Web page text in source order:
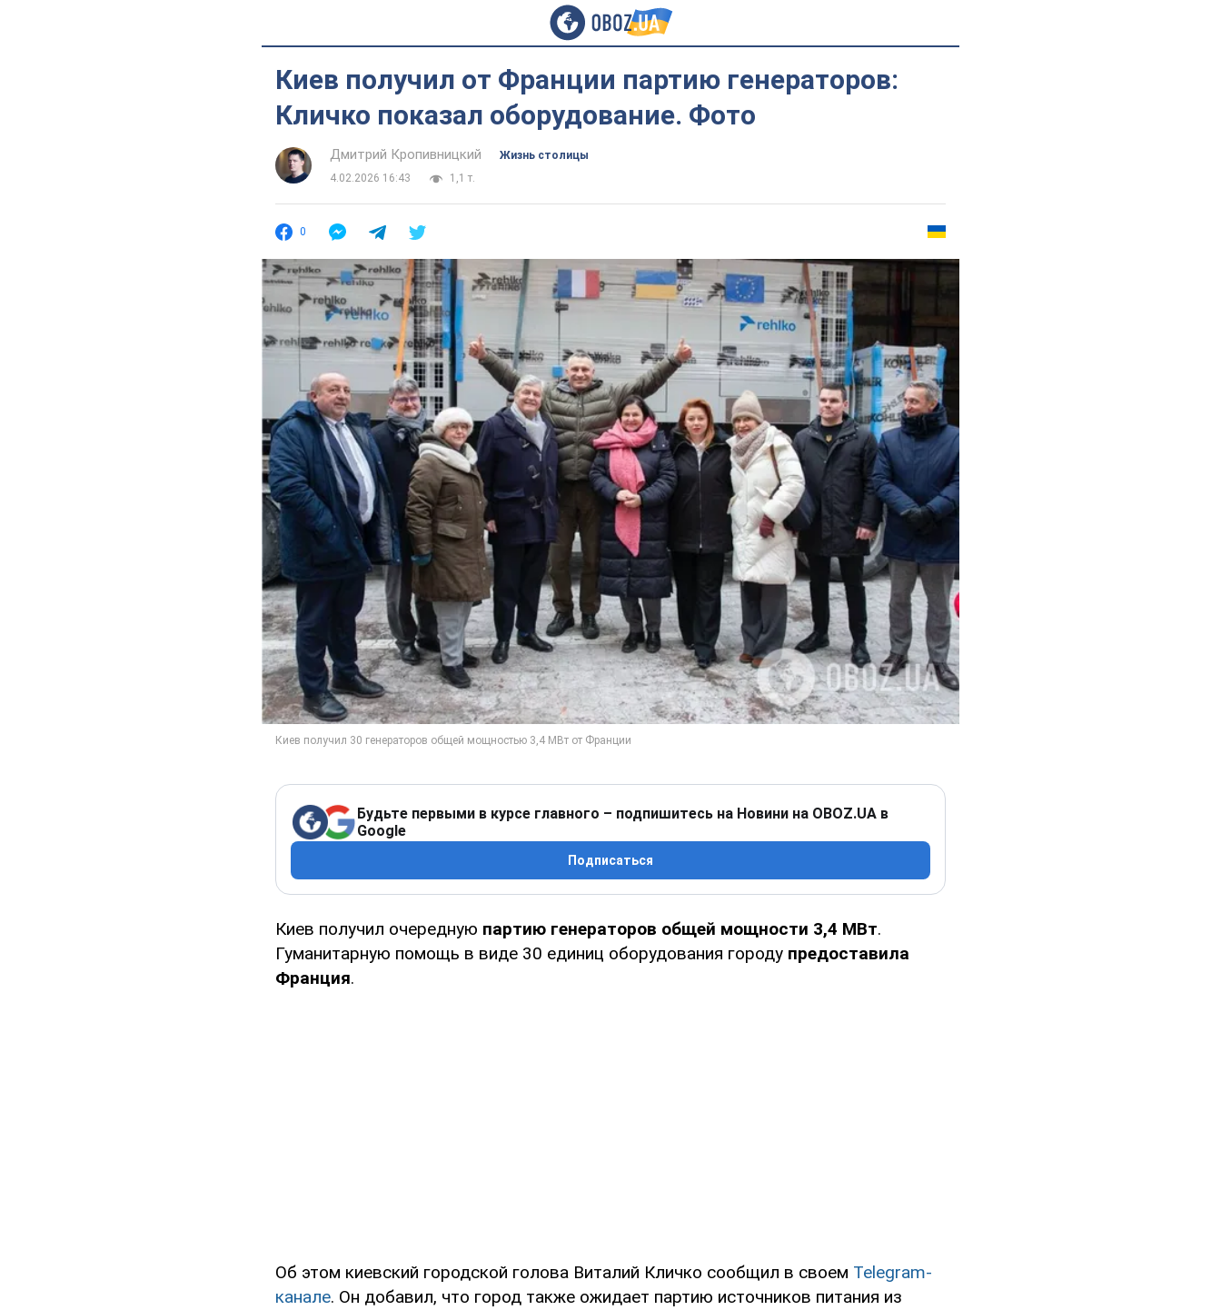
Киев получил от Франции партию генераторов:
Кличко показал оборудование. Фото
Дмитрий Кропивницкий
Жизнь столицы
4.02.2026 16:43
1,1 т.
0
Будьте первыми в курсе главного – подпишитесь на Новини на OBOZ.UA в
Google
Подписаться
Киев получил очередную партию генераторов общей мощности 3,4 МВт.
Гуманитарную помощь в виде 30 единиц оборудования городу предоставила
Франция.
Об этом киевский городской голова Виталий Кличко сообщил в своем Telegram-
канале. Он добавил, что город также ожидает партию источников питания из